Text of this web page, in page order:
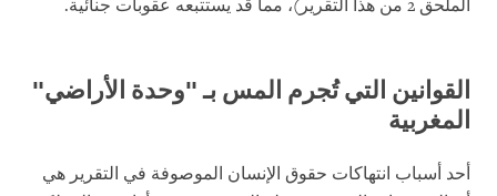
الملحق 2 من هذا التقرير)، مما قد يستتبعه عقوبات جنائية.
القوانين التي تُجرم المس بـ "وحدة الأراضي"
المغربية
أحد أسباب انتهاكات حقوق الإنسان الموصوفة في التقرير هي